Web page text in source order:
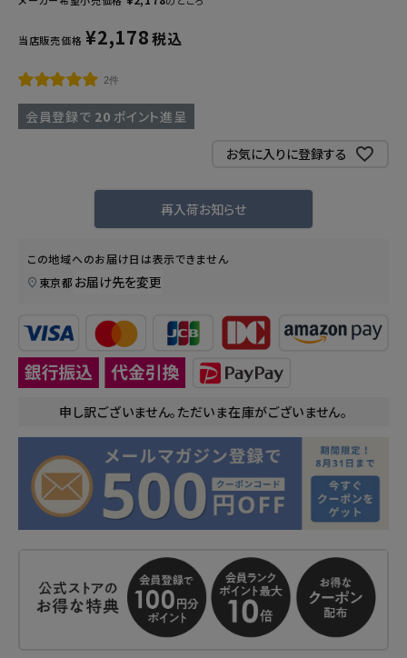
当店販売価格 ¥2,178税込
2件
会員登録で 20 ポイント進呈
お気に入りに登録する
再入荷お知らせ
この地域へのお届け日は表示できません
東京都 お届け先を変更
申し訳ございません。ただいま在庫がございません。